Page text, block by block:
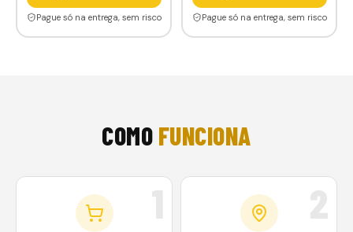
Pague só na entrega, sem risco Pague só na entrega, sem risco
COMO FUNCIONA